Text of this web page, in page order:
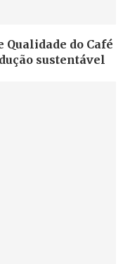
Qualidade do Café
sustentável